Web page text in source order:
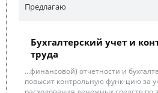
Предлагаю
Бухгалтерский учет и
труда
...финансовой) отчетности и
повысит контрольную функ-цию за